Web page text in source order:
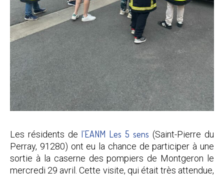
Les résidents de l’EANM Les 5 sens (Saint-Pierre du
Perray, 91280) ont eu la chance de participer à une
sortie à la caserne des pompiers de Montgeron le
mercredi 29 avril. Cette visite, qui était très attendue,